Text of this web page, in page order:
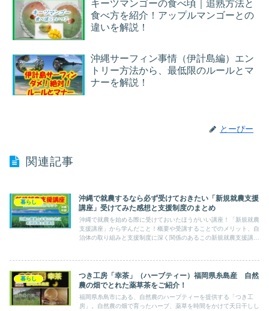
キーツマンゴーの食べ頃｜追熟方法と
食べ方を紹介！アップルマンゴーとの
違いを解説！
沖縄サーフィン事情（伊計島編）エン
トリー方法から、最低限のルールとマ
ナーを解説！
とーぴー
関連記事
暮らし
沖縄で就農するなら必ず受けておきたい「新規就農支援
講座」受けてみた感想と支援制度のまとめ
沖縄で就農を始める際に受けておいたほうがいい講座！「新規就農
支援講座」から学んだこと！概要や受講することでのメリット、自
治体の取り組みと支援制度に深く関係のあるこの新規就農支援講座
暮らし
つき工房「幸茶」（ハーブティー）福岡県糸島産 自然
農の畑でとれた薬草茶をご紹介！
福岡県糸島市にある、自然農のハーブティーを提供する「つき工
房」。自然農の畑で育ったハーブ、薬草を時間をかけて天日干しし